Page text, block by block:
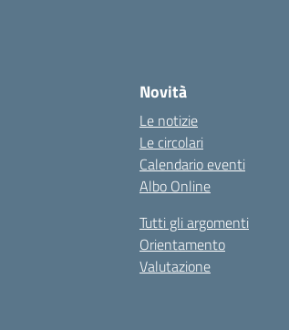
Novità
Le notizie
Le circolari
Calendario eventi
Albo Online
Tutti gli argomenti
Orientamento
Valutazione